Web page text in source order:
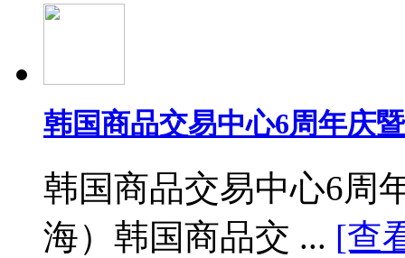
韩国商品交易中心6周年庆
韩国商品交易中心6周
海）韩国商品交 ... [查